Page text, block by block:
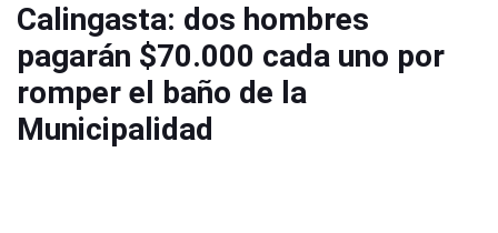
Calingasta: dos hombres
pagarán $70.000 cada uno por
romper el baño de la
Municipalidad